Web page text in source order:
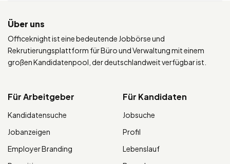
Über uns
Officeknight ist eine bedeutende Jobbörse und
Rekrutierungsplattform für Büro und Verwaltung mit einem
großen Kandidatenpool, der deutschlandweit verfügbar ist.
Für Arbeitgeber
Kandidatensuche
Jobanzeigen
Employer Branding
Für Kandidaten
Jobsuche
Profil
Lebenslauf